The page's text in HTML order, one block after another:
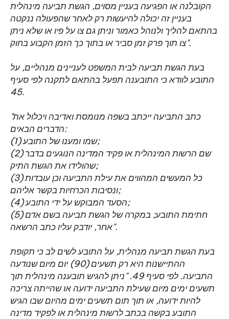
הקובלנה או הפגיעה בעניין מסוים, הגשת תביעה מינהלית
בעניין זה יכולה להיעשות רק לאחר שהפעולה ננקטה
בהתאם להליך ולנוהל כאמור וניתן גם צו על פיו או שלא ניתן
צו תוך פרק זמן סביר או בתוך כך הזמן הקבוע בחוק".
בעת הגשת תביעה לבית המשפט לעניינים מנהליים, על
התובע לוודא כי התובענה תפעל בהתאם לתקנה לפי סעיף
45.
"כתב התביעה ייכתב בשפה מנומסת ואדיבה ויכלול את
הדברים הבאים:
(1) שמו ומענו של התובע;
(2) שם הרשות המינהלית או פקיד המדינה הנוגעים בדבר
שהולידו את הגשת התיק;
(3) כל המעשים המהווים את עילת התביעה וכן עובדות
ונסיבות הכרחיות בקשר אליהם;
(4) הסעד המבוקש על ידי התובע;
(5) חתימת התובע; במקרה של הגשת תביעה בשם אדם
אחר, יודבק עליו כתב הרשאה".
בעת הגשת תביעה מנהלית, על התובע לשים לב כי תקופת
ההתיישנות היא רק תשעים (90) יום מיום שנודעה
התביעה. לפי סעיף 49. "ניתן להגיש תובענה מינהלית תוך
תשעים ימים מיום שעילת התביעה ידועה או שהייתה צריכה
להיות ידועה, או תוך תום תשעים ימים מהיום שבו הגיש
התובע בקשה בכתב לרשות מינהלית או לפקיד מדינה